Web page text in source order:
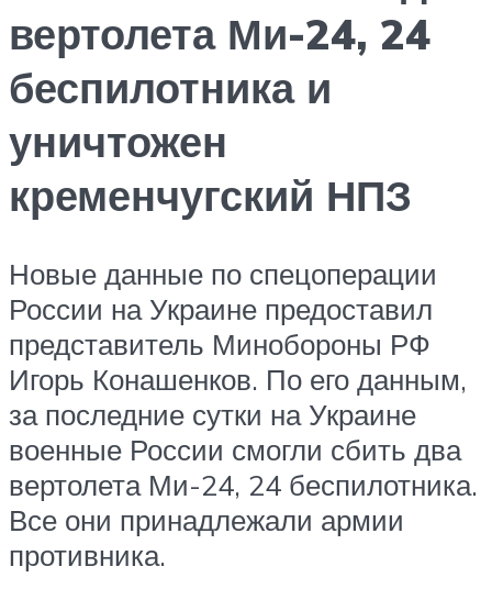
вертолета Ми-24, 24
беспилотника и
уничтожен
кременчугский НПЗ
Новые данные по спецоперации
России на Украине предоставил
представитель Минобороны РФ
Игорь Конашенков. По его данным,
за последние сутки на Украине
военные России смогли сбить два
вертолета Ми-24, 24 беспилотника.
Все они принадлежали армии
противника.